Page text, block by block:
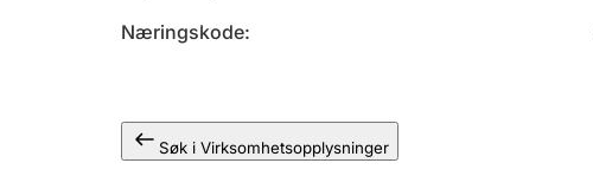
Næringskode
Søk i Virksomhetsopplysninger